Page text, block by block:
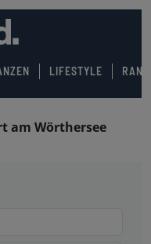
LIFESTYLE
am Wörthersee